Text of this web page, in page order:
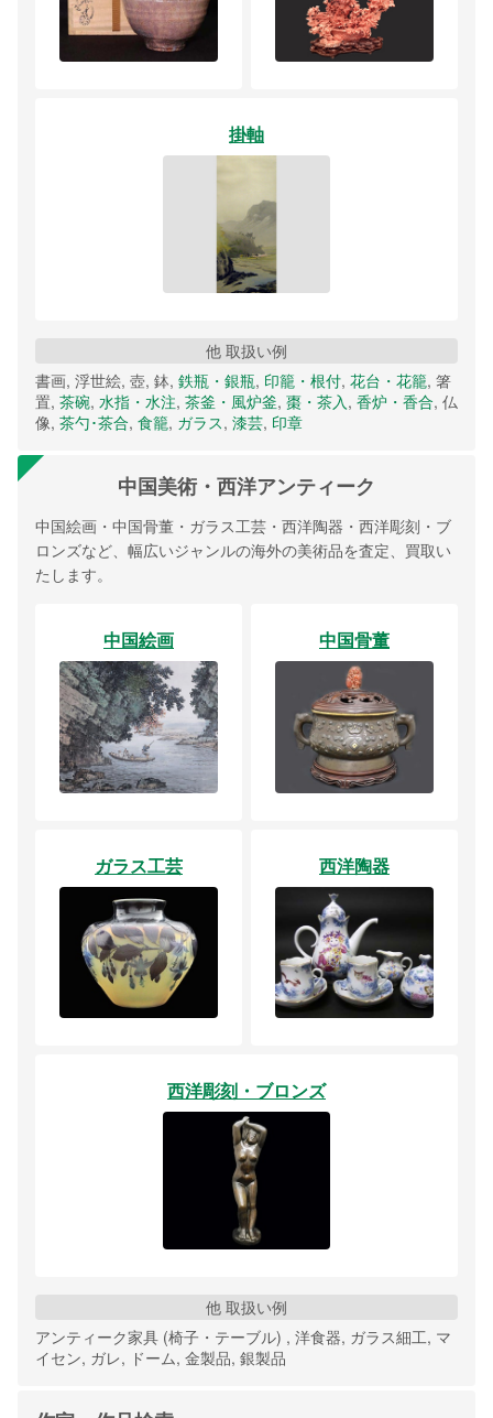
掛軸
他 取扱い例
書画, 浮世絵, 壺, 鉢, 鉄瓶・銀瓶, 印籠・根付, 花台・花籠, 箸
置, 茶碗, 水指・水注, 茶釜・風炉釜, 棗・茶入, 香炉・香合, 仏
像, 茶勺･茶合, 食籠, ガラス, 漆芸, 印章
中国美術・西洋アンティーク
中国絵画・中国骨董・ガラス工芸・西洋陶器・西洋彫刻・ブ
ロンズなど、幅広いジャンルの海外の美術品を査定、買取い
たします。
中国絵画 中国骨董
ガラス工芸 西洋陶器
西洋彫刻・ブロンズ
他 取扱い例
アンティーク家具 (椅子・テーブル) , 洋食器, ガラス細工, マ
イセン, ガレ, ドーム, 金製品, 銀製品